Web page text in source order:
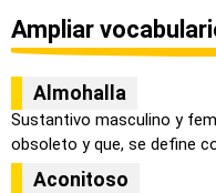
Ampliar
Almohalla
Sustantivo masculino y
obsoleto y que, se define
Aconitoso